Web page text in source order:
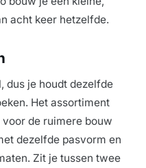
acht keer hetzelfde.
dus je houdt dezelfde
Het assortiment
de ruimere bouw
dezelfde pasvorm en
Zit je tussen twee